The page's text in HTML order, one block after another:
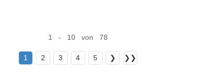
1 - 10 von 78
1 2 3 4 5 ❯ ❯❯